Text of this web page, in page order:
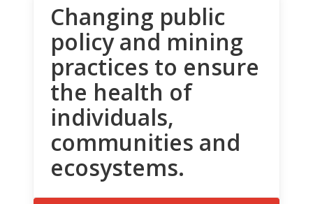
Changing public
policy and mining
practices to ensure
the health of
individuals,
communities and
ecosystems.